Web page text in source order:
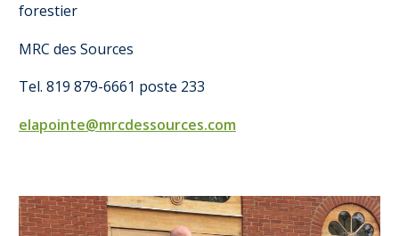
forestier
MRC des Sources
Tel. 819 879-6661 poste 233
elapointe@mrcdessources.com